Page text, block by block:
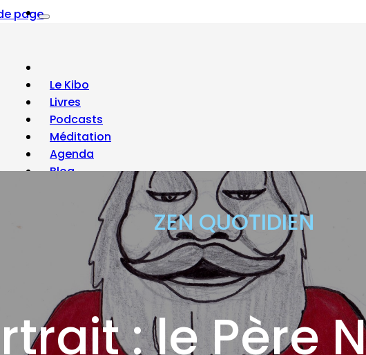
page
Le Kibo
Livres
Podcasts
Méditation
Agenda
Blog
ZEN QUOTIDIEN
: le Père